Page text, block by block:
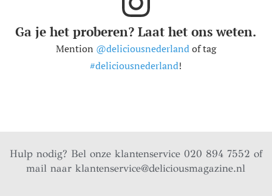
Ga je het proberen? Laat het ons weten.
Mention @deliciousnederlandof tag
#deliciousnederland!
Hulp nodig? Bel onze klantenservice 020 894 7552 of
mail naarklantenservice@deliciousmagazine.nl